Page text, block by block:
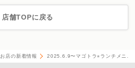
店舗TOPに戻る
お店の新着情報 2025.6.9〜マゴトラ⭐︎ランチメニ…